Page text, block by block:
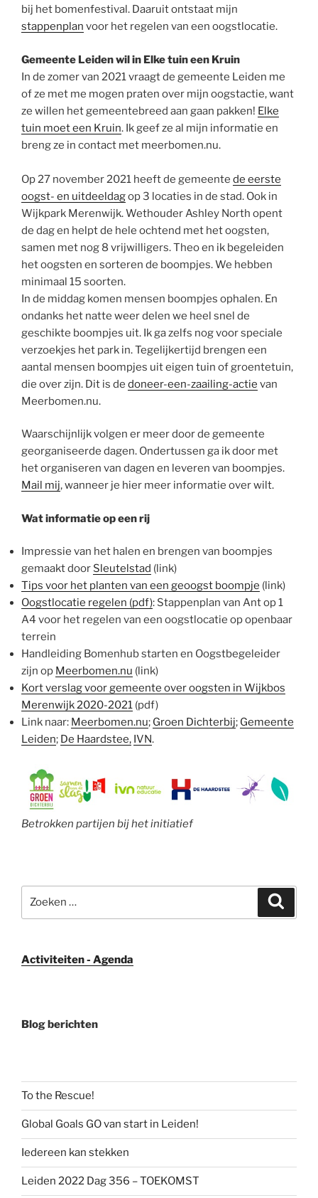
bij het bomenfestival. Daaruit ontstaat mijn
stappenplan voor het regelen van een oogstlocatie.
Gemeente Leiden wil in Elke tuin een Kruin
In de zomer van 2021 vraagt de gemeente Leiden me
of ze met me mogen praten over mijn oogstactie, want
ze willen het gemeentebreed aan gaan pakken! Elke
tuin moet een Kruin. Ik geef ze al mijn informatie en
breng ze in contact met meerbomen.nu.
Op 27 november 2021 heeft de gemeente de eerste
oogst- en uitdeeldagop 3 locaties in de stad. Ook in
Wijkpark Merenwijk. Wethouder Ashley North opent
de dag en helpt de hele ochtend met het oogsten,
samen met nog 8 vrijwilligers. Theo en ik begeleiden
het oogsten en sorteren de boompjes. We hebben
minimaal 15 soorten.
In de middag komen mensen boompjes ophalen. En
ondanks het natte weer delen we heel snel de
geschikte boompjes uit. Ik ga zelfs nog voor speciale
verzoekjes het park in. Tegelijkertijd brengen een
aantal mensen boompjes uit eigen tuin of groentetuin,
die over zijn. Dit is de doneer-een-zaailing-actie van
Meerbomen.nu.
Waarschijnlijk volgen er meer door de gemeente
georganiseerde dagen. Ondertussen ga ik door met
het organiseren van dagen en leveren van boompjes.
Mail mij, wanneer je hier meer informatie over wilt.
Wat informatie op een rij
Impressie van het halen en brengen van boompjes
gemaakt door Sleutelstad (link)
Tips voor het planten van een geoogst boompje (link)
Oogstlocatie regelen (pdf): Stappenplan van Ant op 1
A4 voor het regelen van een oogstlocatie op openbaar
terrein
Handleiding Bomenhub starten en Oogstbegeleider
zijn op Meerbomen.nu (link)
Kort verslag voor gemeente over oogsten in Wijkbos
Merenwijk 2020-2021 (pdf)
Link naar: Meerbomen.nu; Groen Dichterbij; Gemeente
Leiden; De Haardstee, IVN.
Betrokken partijen bij het initiatief
naar:
Activiteiten - Agenda
Blog berichten
To the Rescue!
Global Goals GO van start in Leiden!
Iedereen kan stekken
Leiden 2022 Dag 356 – TOEKOMST